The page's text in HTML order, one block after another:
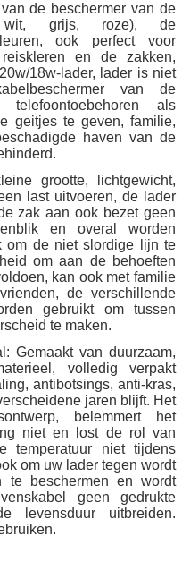
de beschermer van de
wit, grijs, roze), de
ook perfect voor
en de zakken,
18w-lader, lader is niet
van de
als
geitjes te geven, familie,
haven van de
grootte, lichtgewicht,
last uitvoeren, de lader
zak aan ook bezet geen
en overal worden
om de niet slordige lijn te
om aan de behoeften
kan ook met familie
de verschillende
gebruikt om tussen
te maken.
Gemaakt van duurzaam,
volledig verpakt
antibotsings, anti-kras,
jaren blijft. Het
belemmert het
niet en lost de rol van
temperatuur niet tijdens
om uw lader tegen wordt
te beschermen en wordt
geen gedrukte
levensduur uitbreiden.